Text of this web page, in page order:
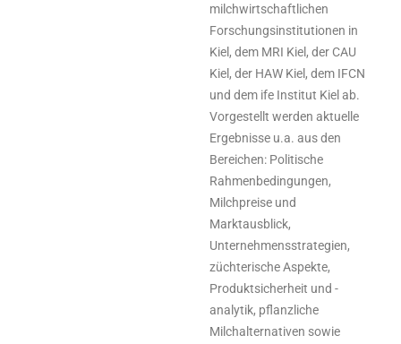
milchwirtschaftlichen
Forschungsinstitutionen in
Kiel, dem MRI Kiel, der CAU
Kiel, der HAW Kiel, dem IFCN
und dem ife Institut Kiel ab.
Vorgestellt werden aktuelle
Ergebnisse u.a. aus den
Bereichen: Politische
Rahmenbedingungen,
Milchpreise und
Marktausblick,
Unternehmensstrategien,
züchterische Aspekte,
Produktsicherheit und -
analytik, pflanzliche
Milchalternativen sowie